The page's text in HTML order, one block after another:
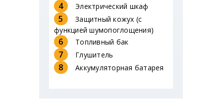
4 Электрический шкаф
5
Защитный кожух (с
функцией шумопоглощения)
6 Топливный бак
7 Глушитель
8 Аккумуляторная батарея